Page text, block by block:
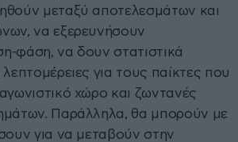
μεταξύ αποτελεσμάτων και
να εξερευνήσουν
φάση, να δουν στατιστικά
για τους παίκτες που
χώρο και ζωντανές
Παράλληλα, θα μπορούν με
για να μεταβούν στην